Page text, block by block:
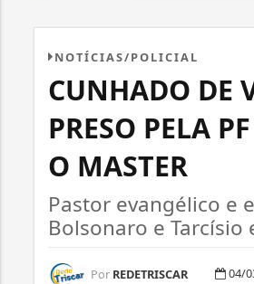
NOTÍCIAS/POLICIAL
CUNHADO DE
PRESO PELA
O MASTER
Pastor evangélico e
Bolsonaro e Tarcísio
Por REDETRISCAR 04/